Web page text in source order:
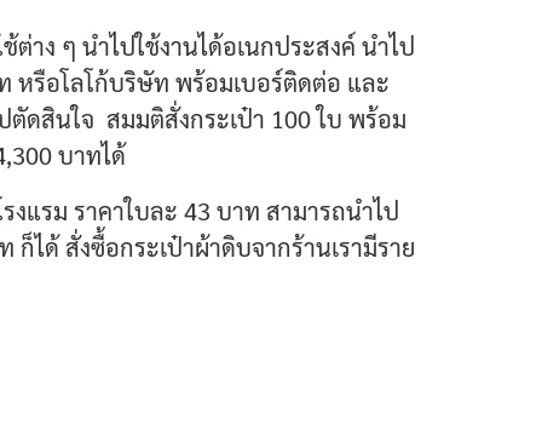
าง ๆ นำไปใช้งานได้อเนกประสงค์ นำไป
หรือโลโก้บริษัท พร้อมเบอร์ติดต่อ และ
ตัดสินใจ สมมติสั่งกระเป๋า 100 ใบ พร้อม
บาทได้
แรม ราคาใบละ 43 บาท สามารถนำไป
ได้ สั่งซื้อกระเป๋าผ้าดิบจากร้านเรามีราย